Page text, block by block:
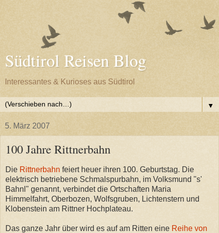
Südtirol Reisen Blog
Interessantes & Kurioses aus Südtirol
▼
5. März 2007
100 Jahre Rittnerbahn
Die Rittnerbahn feiert heuer ihren 100. Geburtstag. Die
elektrisch betriebene Schmalspurbahn, im Volksmund "s'
Bahnl" genannt, verbindet die Ortschaften Maria
Himmelfahrt, Oberbozen, Wolfsgruben, Lichtenstern und
Klobenstein am Rittner Hochplateau.
Das ganze Jahr über wird es auf am Ritten eine Reihe von